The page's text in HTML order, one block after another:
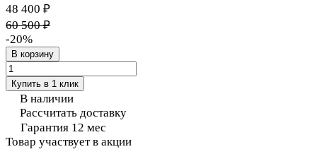
48 400 ₽
60 500 ₽
-20%
В корзину
Купить в 1 клик
В наличии
Рассчитать доставку
Гарантия 12 мес
Товар участвует в акции